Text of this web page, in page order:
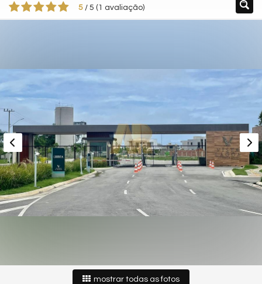
5 / 5 ( 1 avaliação)
mostrar todas as fotos